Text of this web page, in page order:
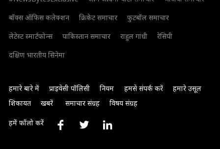
बॉक्स ऑफिस कलेक्शन
क्रिकेट समाचार
फुटबॉल समाचार
लेटेस्ट स्मार्टफोन्स
पाकिस्तान समाचार राहुल गांधी
रेसिपी
दक्षिण भारतीय सिनेमा
हमारे बारे में प्राइवेसी पॉलिसी नियम हमसे संपर्क करें
हमारे उसूल
शिकायत
खबरें समाचार संग्रह विषय संग्रह
हमें फॉलो करें